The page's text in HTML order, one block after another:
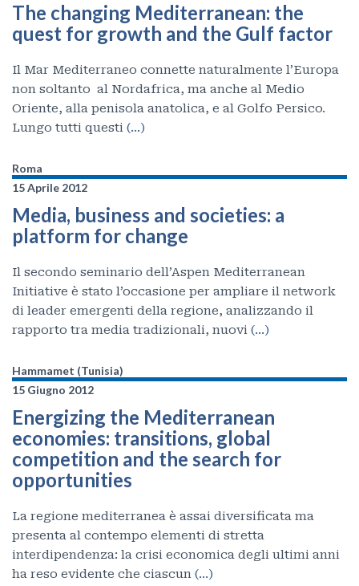
The changing Mediterranean: the
quest for growth and the Gulf factor
Il Mar Mediterraneo connette naturalmente l’Europa
non soltanto al Nordafrica, ma anche al Medio
Oriente, alla penisola anatolica, e al Golfo Persico.
Lungo tutti questi (…)
Roma
15 Aprile 2012
Media, business and societies: a
platform for change
Il secondo seminario dell’Aspen Mediterranean
Initiative è stato l’occasione per ampliare il network
di leader emergenti della regione, analizzando il
rapporto tra media tradizionali, nuovi (…)
Hammamet (Tunisia)
15 Giugno 2012
Energizing the Mediterranean
economies: transitions, global
competition and the search for
opportunities
La regione mediterranea è assai diversificata ma
presenta al contempo elementi di stretta
interdipendenza: la crisi economica degli ultimi anni
ha reso evidente che ciascun (…)